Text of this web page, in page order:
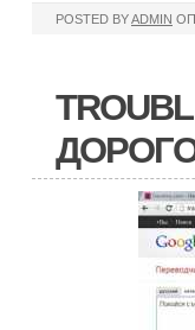
POSTED BYADMIN